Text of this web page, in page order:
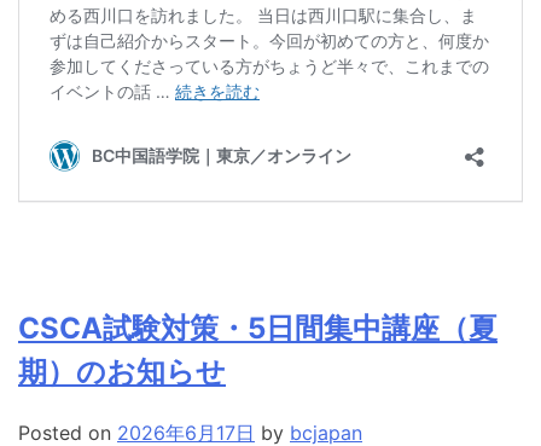
CSCA試験対策・5日間集中講座（夏
期）のお知らせ
Posted on 2026年6月17日 by bcjapan